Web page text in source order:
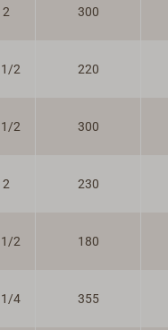
2 300
2 220
1/2 300
2 230
2 180
1/4 355